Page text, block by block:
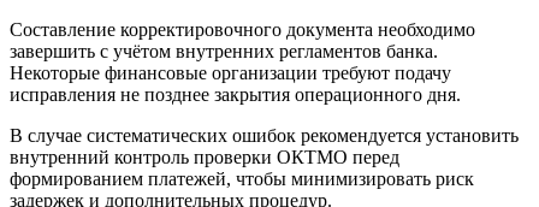
Составление корректировочного документа необходимо
завершить с учётом внутренних регламентов банка.
Некоторые финансовые организации требуют подачу
исправления не позднее закрытия операционного дня.
В случае систематических ошибок рекомендуется установить
внутренний контроль проверки ОКТМО перед
формированием платежей, чтобы минимизировать риск
задержек и дополнительных процедур.